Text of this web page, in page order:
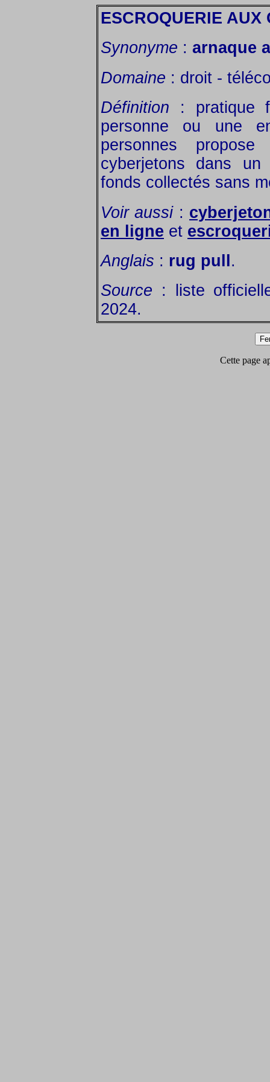
ESCROQUERIE AUX
Synonyme : arnaque
Domaine : droit -
Définition : pratique
personne ou une
personnes
cyberjetons dans
fonds collectés sans
Voir aussi:
en ligne et
Anglais : rug pull .
Source : liste
2024.
Cette page